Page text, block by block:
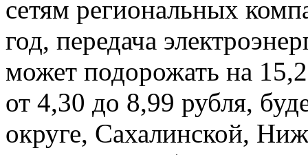
сетям региональных
год, передача
может подорожать на
от 4,30 до 8,99 рубля,
округе, Сахалинской,